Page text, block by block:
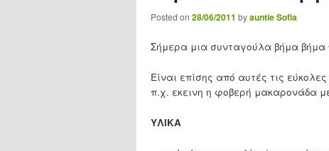
Posted on 28/06/2011 byauntie Sofia
Σήμερα μια συνταγούλα βήμα βήμα
Είναι επίσης από αυτές τις
π.χ. εκεινη η φοβερή μακαρονάδα
ΥΛΙΚΑ